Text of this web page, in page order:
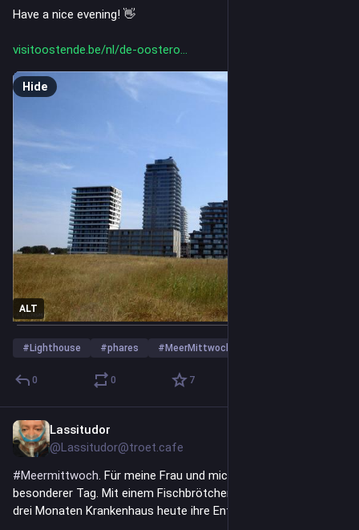
Have a nice evening! 👋
visitoostende.be/nl/de-oostero
ALT
Hide
# Lighthouse #phares # MeerMittwoch
0 0 7
Lassitudor
@Lassitudor@troet.cafe
#Meermittwoch. Für meine Frau und mich heute ein
besonderer Tag. Mit einem Fischbrötchen haben wir nach fast
drei Monaten Krankenhaus heute ihre Entlassung gefeiert.